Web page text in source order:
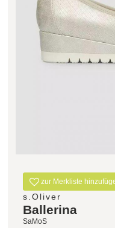
zur Merkliste
s.Oliver
Ballerina
SaMoS